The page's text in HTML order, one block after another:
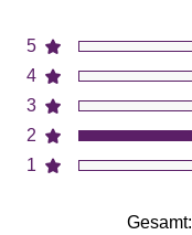
5
4
3
2
1
Gesamt: